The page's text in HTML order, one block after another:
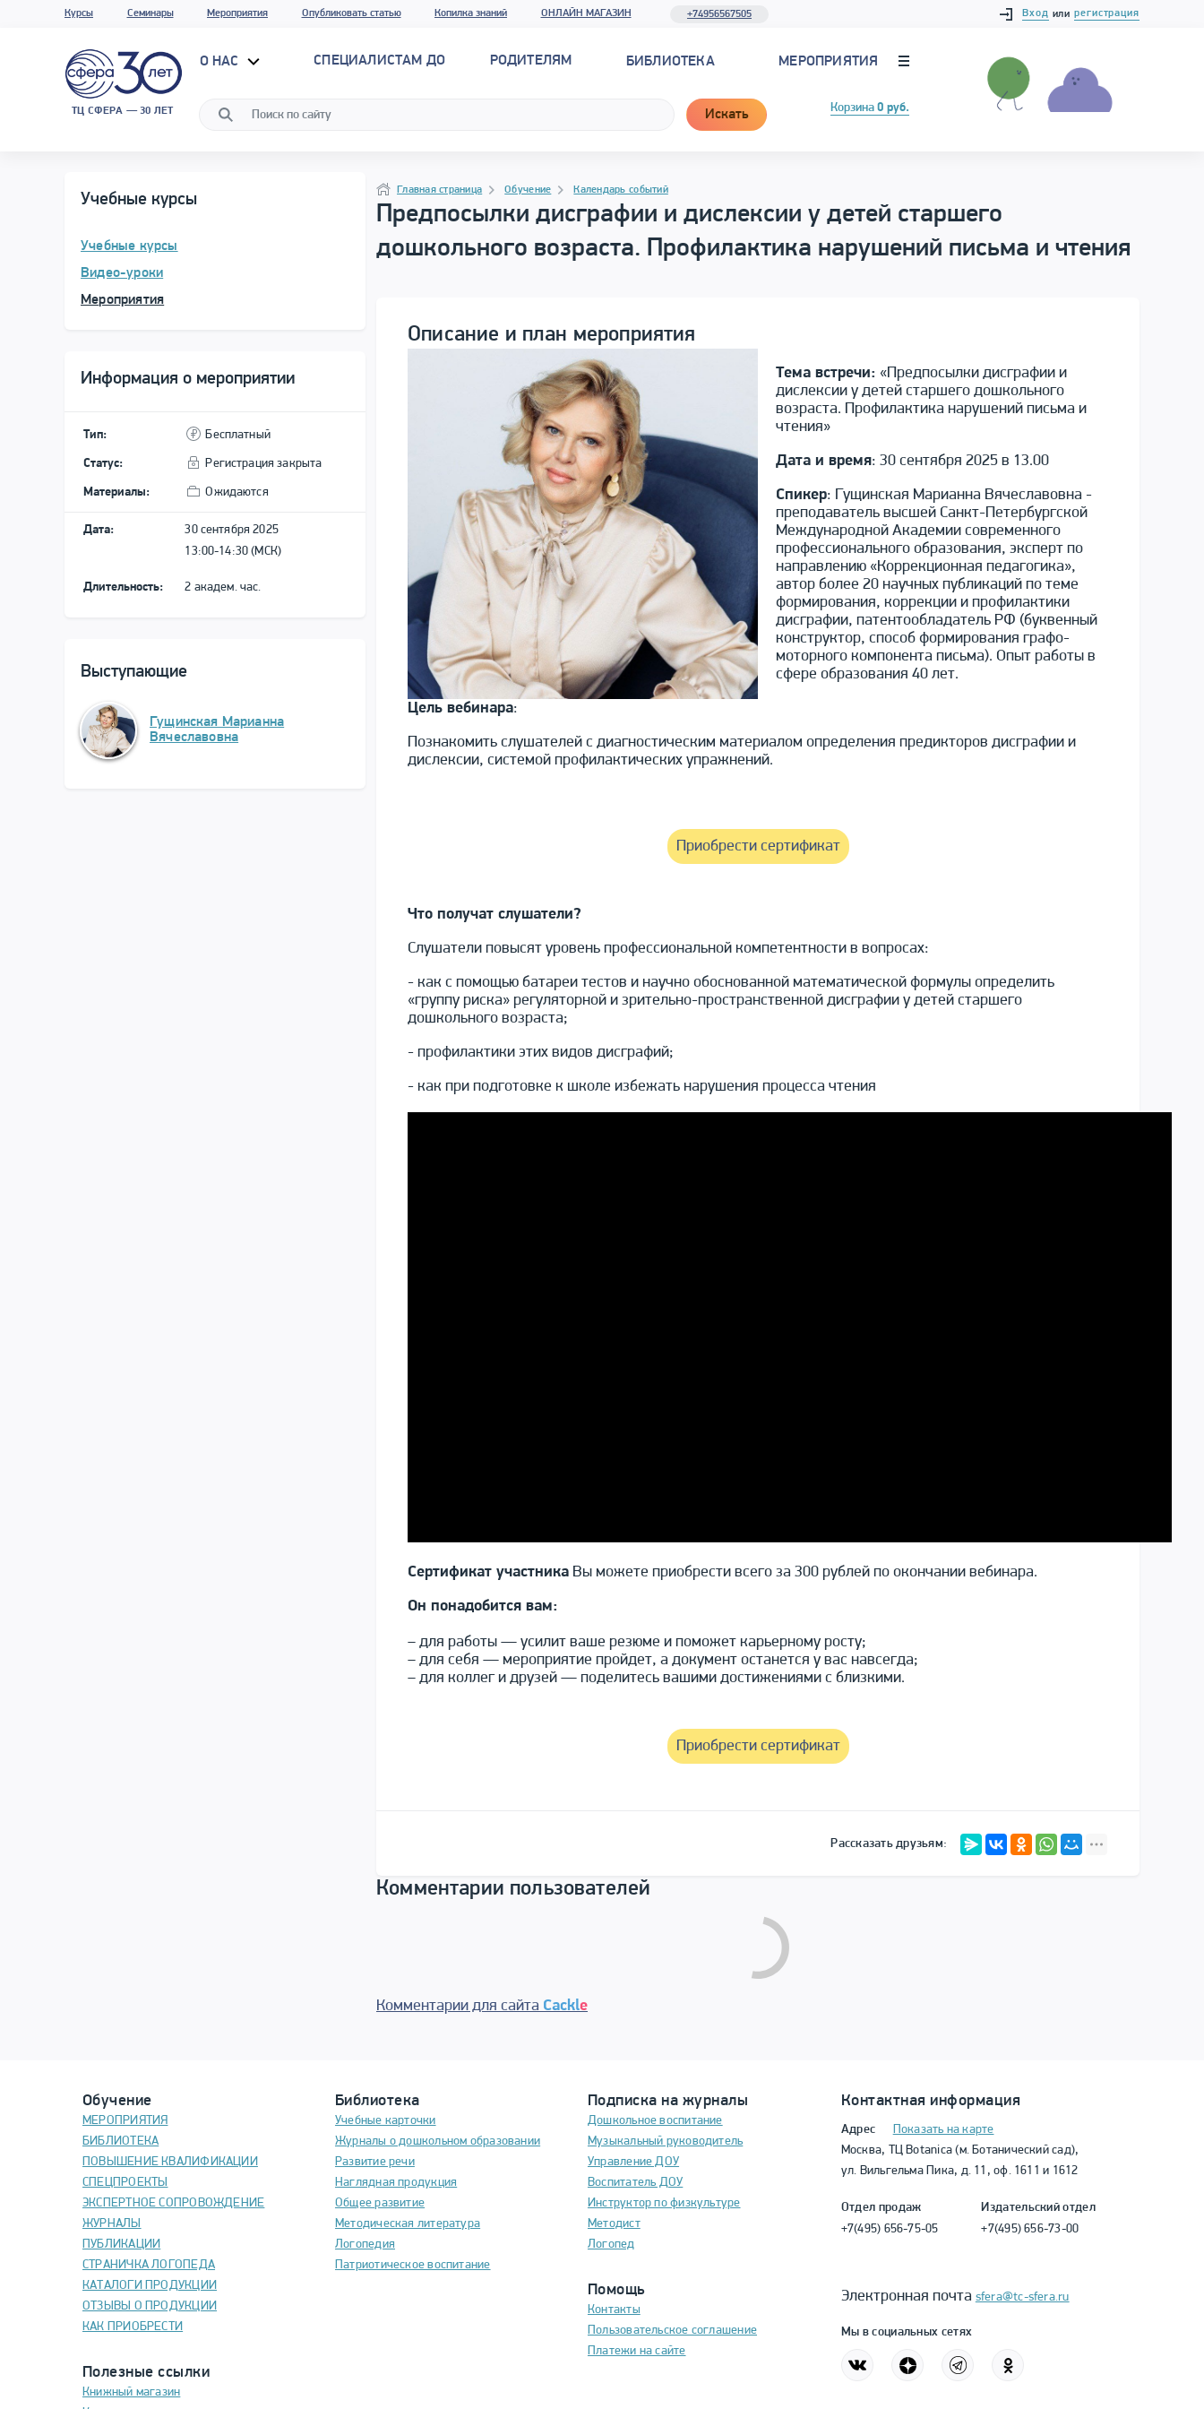
Курсы Семинары Мероприятия Опубликовать статью Копилка знаний ОНЛАЙН МАГАЗИН +74956567505 Вход или регистрация
ТЦ СФЕРА — 30 ЛЕТ
О НАС СПЕЦИАЛИСТАМ ДО РОДИТЕЛЯМ БИБЛИОТЕКА МЕРОПРИЯТИЯ
Искать Корзина 0 руб.
Учебные курсы
Учебные курсы
Видео-уроки
Мероприятия
Информация о мероприятии
Тип: Бесплатный
Статус: Регистрация закрыта
Материалы: Ожидаются
Дата:
30 сентября 2025
13:00-14:30 (МСК)
Длительность: 2 академ. час.
Выступающие
Гущинская Марианна
Вячеславовна
НавигацияГлавная страница Обучение Календарь событий
Предпосылки дисграфии и дислексии у детей старшего
дошкольного возраста. Профилактика нарушений письма и чтения
Описание и план мероприятия
Тема встречи: «Предпосылки дисграфии и
дислексии у детей старшего дошкольного
возраста. Профилактика нарушений письма и
чтения»
Дата и время: 30 сентября 2025 в 13.00
Спикер: Гущинская Марианна Вячеславовна -
преподаватель высшей Санкт-Петербургской
Международной Академии современного
профессионального образования, эксперт по
направлению «Коррекционная педагогика»,
автор более 20 научных публикаций по теме
формирования, коррекции и профилактики
дисграфии, патентообладатель РФ (буквенный
конструктор, способ формирования графо-
моторного компонента письма). Опыт работы в
сфере образования 40 лет.
Цель вебинара:
Познакомить слушателей с диагностическим материалом определения предикторов дисграфии и
дислексии, системой профилактических упражнений.
Приобрести сертификат
Что получат слушатели?
Слушатели повысят уровень профессиональной компетентности в вопросах:
- как с помощью батареи тестов и научно обоснованной математической формулы определить
«группу риска» регуляторной и зрительно-пространственной дисграфии у детей старшего
дошкольного возраста;
- профилактики этих видов дисграфий;
- как при подготовке к школе избежать нарушения процесса чтения
Сертификат участника Вы можете приобрести всего за 300 рублей по окончании вебинара.
Он понадобится вам:
– для работы — усилит ваше резюме и поможет карьерному росту;
– для себя — мероприятие пройдет, а документ останется у вас навсегда;
– для коллег и друзей — поделитесь вашими достижениями с близкими.
Приобрести сертификат
Рассказать друзьям:
Комментарии пользователей
СПЕЦПРОЕКТЫ
ЭКСПЕРТНОЕ СОПРОВОЖДЕНИЕ
ЖУРНАЛЫ
ПУБЛИКАЦИИ
СТРАНИЧКА ЛОГОПЕДА
КАТАЛОГИ ПРОДУКЦИИ
ОТЗЫВЫ О ПРОДУКЦИИ
КАК ПРИОБРЕСТИ
Полезные ссылки
Книжный магазин
Конкурсы
Наглядная продукция
Общее развитие
Методическая литература
Логопедия
Патриотическое воспитание
Воспитатель ДОУ
Инструктор по физкультуре
Методист
Логопед
Помощь
Контакты
Пользовательское соглашение
ул. Вильгельма Пика, д. 11, оф. 1611 и 1612
Отдел продаж
+7(495) 656-75-05
Издательский отдел
+7(495) 656-73-00
Электронная почта sfera@tc-sfera.ru